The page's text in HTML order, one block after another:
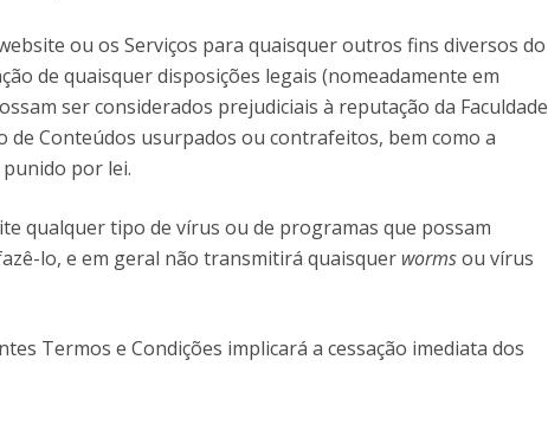
ou os Serviços para quaisquer outros fins diversos do
de quaisquer disposições legais (nomeadamente em
ser considerados prejudiciais à reputação da Faculdade
de Conteúdos usurpados ou contrafeitos, bem como a
por lei.
qualquer tipo de vírus ou de programas que possam
lo, e em geral não transmitirá quaisquer wormsou vírus
Termos e Condições implicará a cessação imediata dos